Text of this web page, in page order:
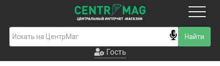
Гость
Гость